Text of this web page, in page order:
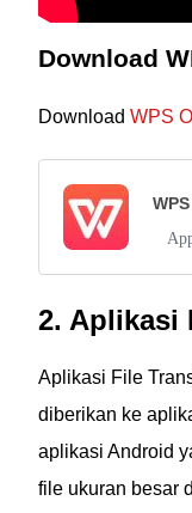
Download
Download WPS
2. Aplikasi
Aplikasi File
diberikan ke
aplikasi Android
file ukuran besar